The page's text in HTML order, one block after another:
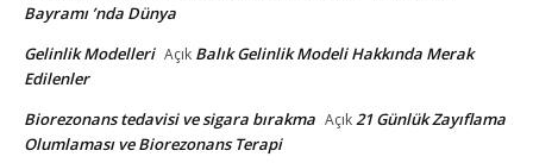
Bayramı ’nda Dünya
Gelinlik Modelleri Açık Balık Gelinlik Modeli Hakkında Merak
Edilenler
Biorezonans tedavisi ve sigara bırakma Açık21 Günlük Zayıflama
Olumlaması ve Biorezonans Terapi